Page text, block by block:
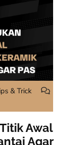
& Trick
Awal
Agar